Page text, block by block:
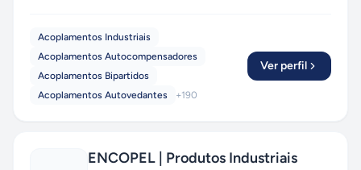
estoque grande, com disponibilidade de envio
via aéreo, transportadoras, moto-express,
correios e retirada em loja física! Temos
produtos importados e nacionais, com garantia
Acoplamentos Industriais
Acoplamentos Autocompensadores
Acoplamentos Bipartidos
Acoplamentos Autovedantes
+190
Ver perfil
ENCOPEL | Produtos Industriais